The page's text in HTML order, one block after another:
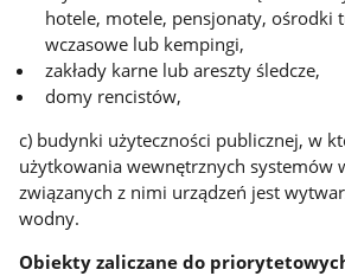
hotele, motele, pensjonaty, ośrodki
wczasowe lub kempingi,
zakłady karne lub areszty śledcze,
domy rencistów,
c) budynki użyteczności publicznej, w
użytkowania wewnętrznych systemów
związanych z nimi urządzeń jest
wodny.
Obiekty zaliczane do